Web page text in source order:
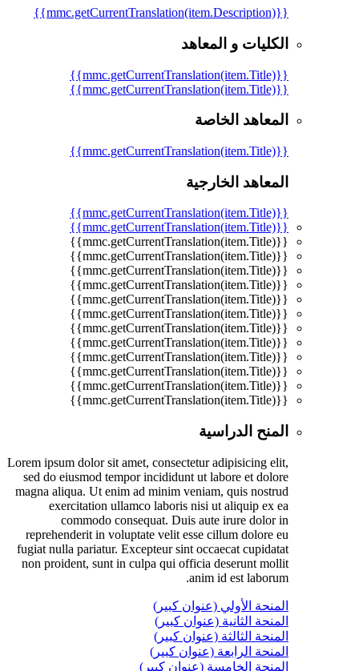
الكليات و المعاهد
المعاهد الخاصة
المعاهد الخارجية
المنح الدراسية
Lorem ipsum dolor sit amet, consectetur adipisicing elit,
sed do eiusmod tempor incididunt ut labore et dolore
magna aliqua. Ut enim ad minim veniam, quis nostrud
exercitation ullamco laboris nisi ut aliquip ex ea
commodo consequat. Duis aute irure dolor in
reprehenderit in voluptate velit esse cillum dolore eu
fugiat nulla pariatur. Excepteur sint occaecat cupidatat
non proident, sunt in culpa qui officia deserunt mollit
anim id est laborum.
المنحة الأولي (عنوان كبير)
المنحة الثانية (عنوان كبير)
المنحة الثالثة (عنوان كبير)
المنحة الرابعة (عنوان كبير)
المنحة الخامسة (عنوان كبير)